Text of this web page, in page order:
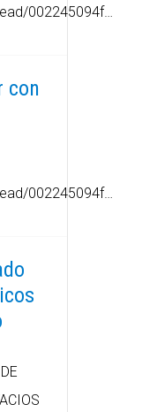
002245094f…
con
002245094f…